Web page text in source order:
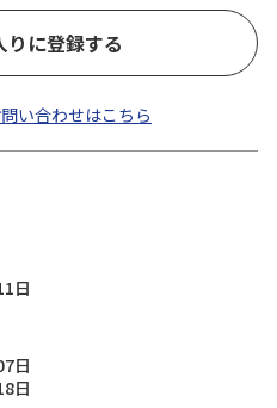
りに登録する
い合わせはこちら
日
日
日